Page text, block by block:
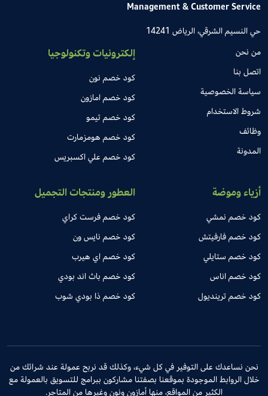
Management & Customer Service
حي النسيم الشرقي، الرياض 14241
من نحن
اتصل بنا
سياسة الخصوصية
شروط الاستخدام
وظائف
المدونة
إلكترونيات وتكنولوجيا
كود خصم نون
كود خصم امازون
كود خصم تيمو
كود خصم هومزمارت
كود خصم علي اكسبريس
أزياء وموضة
كود خصم نمشي
كود خصم فارفيتش
كود خصم ستايلي
كود خصم اناس
كود خصم ترينديول
العطور ومنتجات التجميل
كود خصم فرست كراي
كود خصم نايس ون
كود خصم اي هيرب
كود خصم باث اند بودي
كود خصم ذا بودي شوب
نحن نساعدك على التوفير في كل شيء، وكذلك قد نربح عمولة عند شرائك من
خلال الروابط الموجودة بموقعنا بصفتنا مشاركون ببرامج للتسويق بالعمولة مع
الكثير من المواقع، منها أمازون ونون وغيرها من المتاجر.